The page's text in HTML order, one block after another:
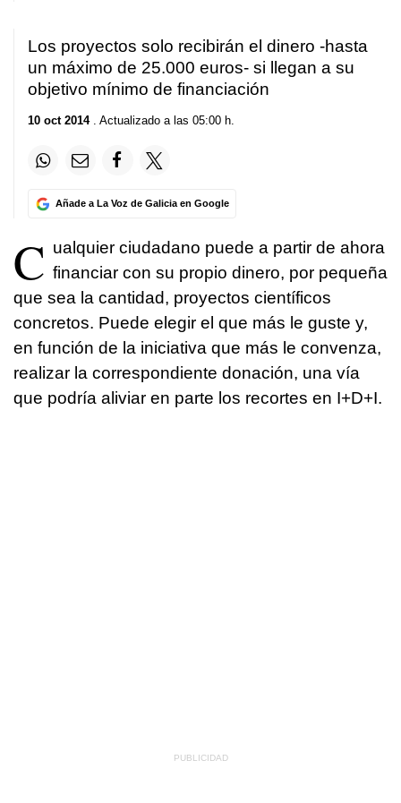
Los proyectos solo recibirán el dinero -hasta
un máximo de 25.000 euros- si llegan a su
objetivo mínimo de financiación
10 oct 2014. Actualizado a las 05:00 h.
Añade a La Voz de Galicia en Google
C ualquier ciudadano puede a partir de ahora
financiar con su propio dinero, por pequeña
que sea la cantidad, proyectos científicos
concretos. Puede elegir el que más le guste y,
en función de la iniciativa que más le convenza,
realizar la correspondiente donación, una vía
que podría aliviar en parte los recortes en I+D+I.